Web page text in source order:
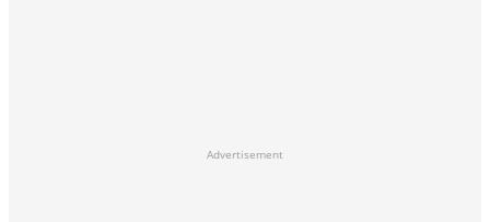
Advertisement